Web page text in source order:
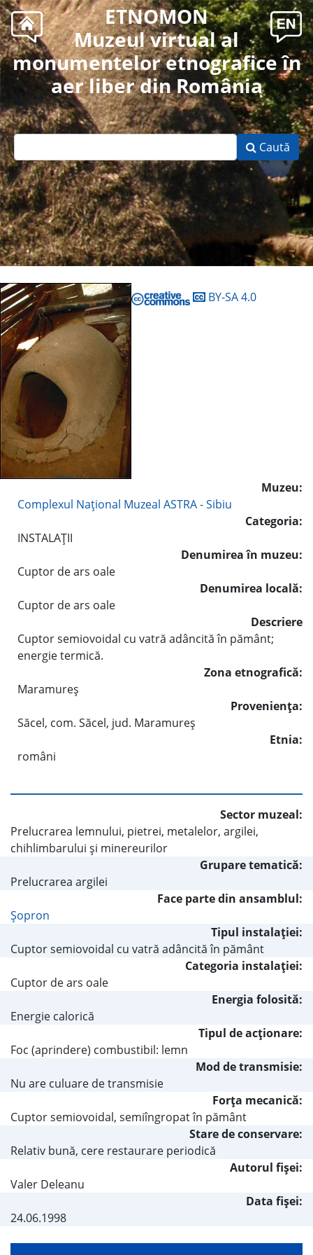
ETNOMON
Muzeul virtual al
monumentelor etnografice în
aer liber din România
Caută
BY-SA 4.0
Muzeu:
Complexul Naţional Muzeal ASTRA - Sibiu
Categoria:
INSTALAŢII
Denumirea în muzeu:
Cuptor de ars oale
Denumirea locală:
Cuptor de ars oale
Descriere
Cuptor semiovoidal cu vatră adâncită în pământ;
energie termică.
Zona etnografică:
Maramureş
Provenienţa:
Săcel, com. Săcel, jud. Maramureş
Etnia:
români
Sector muzeal:
Prelucrarea lemnului, pietrei, metalelor, argilei,
chihlimbarului şi minereurilor
Grupare tematică:
Prelucrarea argilei
Face parte din ansamblul:
Şopron
Tipul instalaţiei:
Cuptor semiovoidal cu vatră adâncită în pământ
Categoria instalaţiei:
Cuptor de ars oale
Energia folosită:
Energie calorică
Tipul de acţionare:
Foc (aprindere) combustibil: lemn
Mod de transmisie:
Nu are culuare de transmisie
Forţa mecanică:
Cuptor semiovoidal, semiîngropat în pământ
Stare de conservare:
Relativ bună, cere restaurare periodică
Autorul fişei:
Valer Deleanu
Data fișei:
24.06.1998